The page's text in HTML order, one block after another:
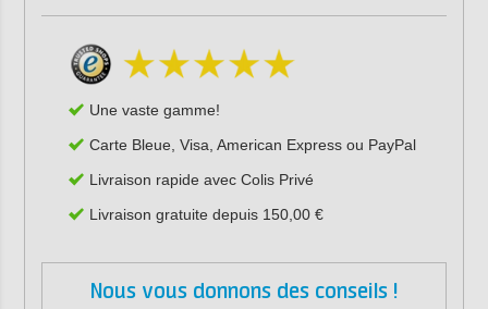
Une vaste gamme!
Carte Bleue, Visa, American Express ou PayPal
Livraison rapide avec Colis Privé
Livraison gratuite depuis 150,00 €
Nous vous donnons des conseils !